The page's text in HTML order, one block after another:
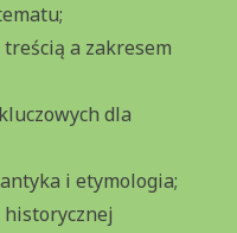
a zakresem
dla
i etymologia;